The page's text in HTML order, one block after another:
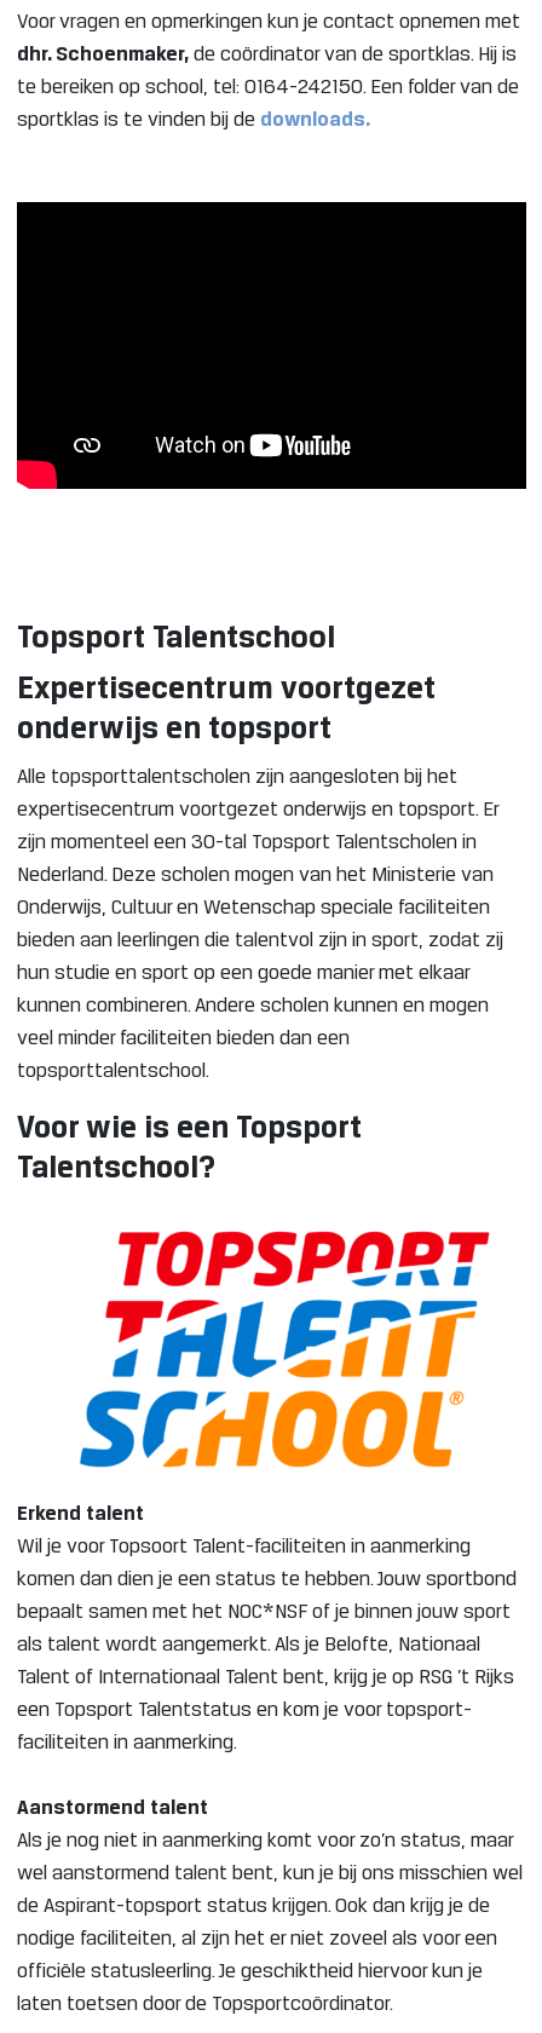
Voor vragen en opmerkingen kun je contact opnemen met
dhr. Schoenmaker,de coördinator van de sportklas. Hij is
te bereiken op school, tel: 0164-242150. Een folder van de
sportklas is te vinden bij de downloads.
Topsport Talentschool
Expertisecentrum voortgezet
onderwijs en topsport
Alle topsporttalentscholen zijn aangesloten bij het
expertisecentrum voortgezet onderwijs en topsport. Er
zijn momenteel een 30-tal Topsport Talentscholen in
Nederland. Deze scholen mogen van het Ministerie van
Onderwijs, Cultuur en Wetenschap speciale faciliteiten
bieden aan leerlingen die talentvol zijn in sport, zodat zij
hun studie en sport op een goede manier met elkaar
kunnen combineren. Andere scholen kunnen en mogen
veel minder faciliteiten bieden dan een
topsporttalentschool.
Voor wie is een Topsport
Talentschool?
Erkend talent
Wil je voor Topsoort Talent-faciliteiten in aanmerking
komen dan dien je een status te hebben. Jouw sportbond
bepaalt samen met het NOC*NSF of je binnen jouw sport
als talent wordt aangemerkt. Als je Belofte, Nationaal
Talent of Internationaal Talent bent, krijg je op RSG ’t Rijks
een Topsport Talentstatus en kom je voor topsport-
faciliteiten in aanmerking.
Aanstormend talent
Als je nog niet in aanmerking komt voor zo’n status, maar
wel aanstormend talent bent, kun je bij ons misschien wel
de Aspirant-topsport status krijgen. Ook dan krijg je de
nodige faciliteiten, al zijn het er niet zoveel als voor een
officiële statusleerling. Je geschiktheid hiervoor kun je
laten toetsen door de Topsportcoördinator.